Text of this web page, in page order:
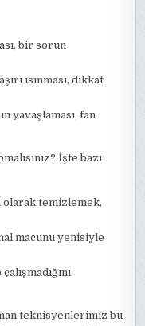
bir sorun
ısınması, dikkat
yavaşlaması, fan
İşte bazı
olarak temizlemek,
macunu yenisiyle
teknisyenlerimiz bu